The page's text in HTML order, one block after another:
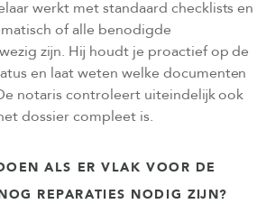
werkt met standaard checklists en
of alle benodigde
zijn. Hij houdt je proactief op de
en laat weten welke documenten
notaris controleert uiteindelijk ook
dossier compleet is.
ALS ER VLAK VOOR DE
REPARATIES NODIG ZIJN?